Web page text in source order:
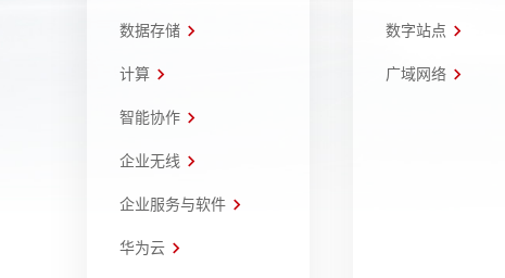
数据存储
计算
智能协作
企业无线
企业服务与软件
华为云
数字站点
广域网络